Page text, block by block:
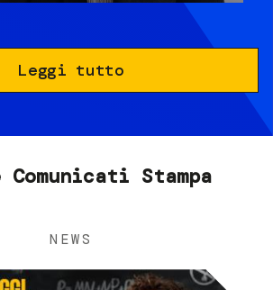
Leggi tutto
Comunicati Stampa
NEWS